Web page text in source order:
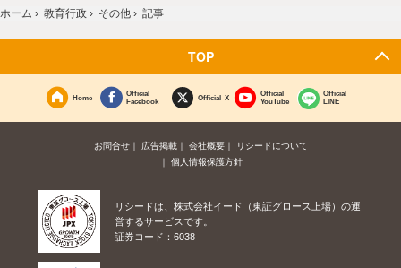
ホーム › 教育行政 › その他 › 記事
TOP
Home
Official
Facebook
Official X
Official
YouTube
Official
LINE
お問合せ 広告掲載 会社概要
リシードについて
個人情報保護方針
リシードは、株式会社イード（東証グロース上場）の運
営するサービスです。
証券コード：6038